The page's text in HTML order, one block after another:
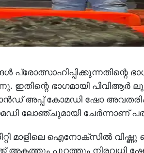
ഇതിന്റെ ഭാഗമായി പിവിആര്‍
അപ്പ് കോമഡി ഷോ
ലോഞ്ചുമായി ചേർന്നാണ്
മാളിലെ ഐനോക്സിൽ വിഷ്ണു
അകത്തും പുറത്തും നിരവധി